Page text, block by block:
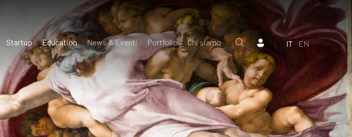
Startup Education News & Eventi Portfolio Chi siamo IT EN